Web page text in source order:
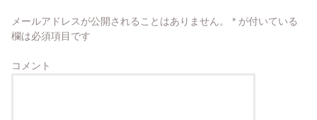
メールアドレスが公開されることはありません。 * が付いている
欄は必須項目です
コメント